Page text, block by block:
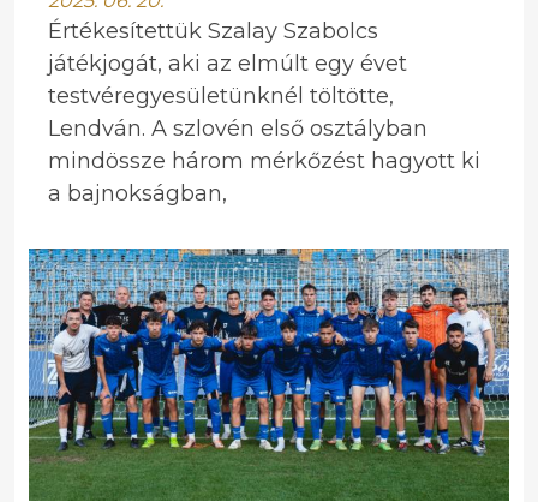
Értékesítettük Szalay Szabolcs
játékjogát, aki az elmúlt egy évet
testvéregyesületünknél töltötte,
Lendván. A szlovén első osztályban
mindössze három mérkőzést hagyott ki
a bajnokságban,